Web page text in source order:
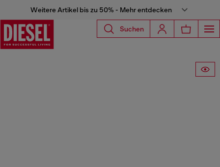
Weitere Artikel bis zu 50% - Mehr entdecken
Suchen